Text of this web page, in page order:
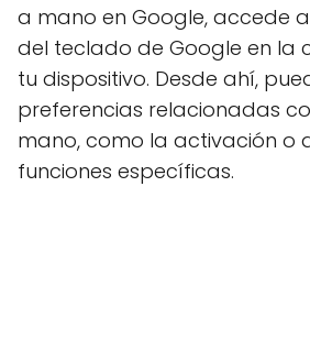
a mano en Google, accede
del teclado de Google en la
tu dispositivo. Desde ahí,
preferencias relacionadas
mano, como la activación o
funciones específicas.